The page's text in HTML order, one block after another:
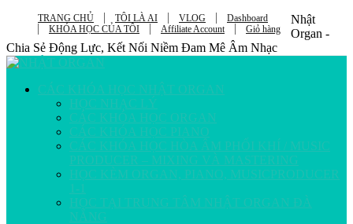
TRANG CHỦ TÔI LÀ AI VLOG
Dashboard
KHÓA HỌC CỦA TÔI
Affiliate Account Giỏ hàng
Nhật
Organ -
Chia Sẻ Động Lực, Kết Nối Niềm Đam Mê Âm Nhạc
CÁC KHÓA HỌC NHẬT ORGAN
HỌC NHẠC LÝ
CÁC KHÓA HỌC ORGAN
CÁC KHÓA HỌC PIANO
CÁC KHÓA HỌC HÒA ÂM PHỐI KHÍ / MUSIC
PRODUCER – MIXING VÀ MASTERING
HỌC KÈM ORGAN, PIANO, MUSICPRODUCER
1-1
HỌC TẠI TRUNG TÂM NHẬT ORGAN ĐÀ
NẴNG